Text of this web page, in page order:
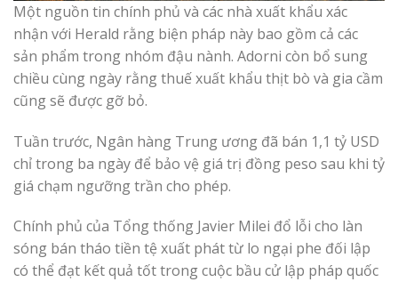
Một nguồn tin chính phủ và các nhà xuất khẩu xác
nhận với Herald rằng biện pháp này bao gồm cả các
sản phẩm trong nhóm đậu nành. Adorni còn bổ sung
chiều cùng ngày rằng thuế xuất khẩu thịt bò và gia cầm
cũng sẽ được gỡ bỏ.
Tuần trước, Ngân hàng Trung ương đã bán 1,1 tỷ USD
chỉ trong ba ngày để bảo vệ giá trị đồng peso sau khi tỷ
giá chạm ngưỡng trần cho phép.
Chính phủ của Tổng thống Javier Milei đổ lỗi cho làn
sóng bán tháo tiền tệ xuất phát từ lo ngại phe đối lập
có thể đạt kết quả tốt trong cuộc bầu cử lập pháp quốc